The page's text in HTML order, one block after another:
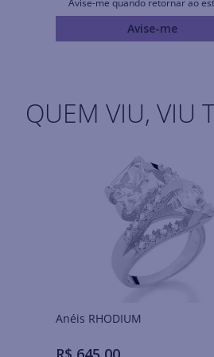
Avise-me
QUEM VIU, VIU
Anéis RHODIUM